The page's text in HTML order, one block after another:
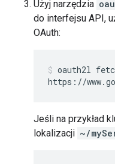
Użyj narzędzia
do interfejsu API,
OAuth:
oauth2l
https://
Jeśli na przykład
lokalizacji ~/